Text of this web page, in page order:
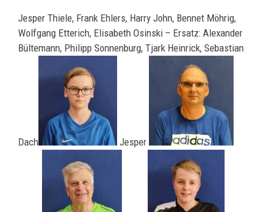
Jesper Thiele, Frank Ehlers, Harry John, Bennet Möhrig,
Wolfgang Etterich, Elisabeth Osinski – Ersatz: Alexander
Bültemann, Philipp Sonnenburg, Tjark Heinrick, Sebastian
Dach Jesper